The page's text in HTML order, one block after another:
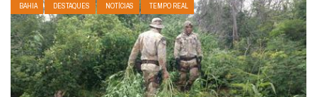
BAHIA DESTAQUES NOTÍCIAS TEMPO REAL